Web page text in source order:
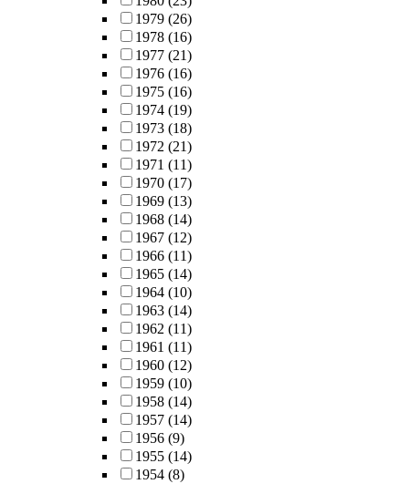
1979 (26)
1978 (16)
1977 (21)
1976 (16)
1975 (16)
1974 (19)
1973 (18)
1972 (21)
1971 (11)
1970 (17)
1969 (13)
1968 (14)
1967 (12)
1966 (11)
1965 (14)
1964 (10)
1963 (14)
1962 (11)
1961 (11)
1960 (12)
1959 (10)
1958 (14)
1957 (14)
1956 (9)
1955 (14)
1954 (8)